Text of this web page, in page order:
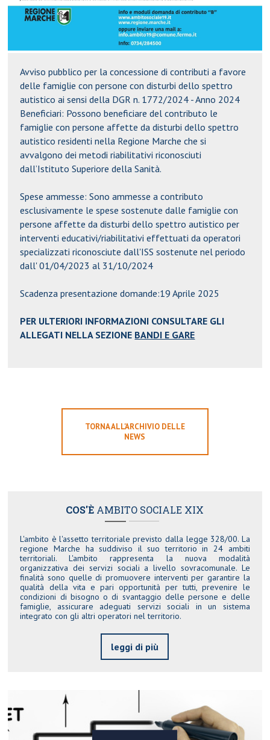
Avviso pubblico per la concessione di contributi a favore
delle famiglie con persone con disturbi dello spettro
autistico ai sensi della DGR n. 1772/2024 - Anno 2024
Beneficiari: Possono beneficiare del contributo le
famiglie con persone affette da disturbi dello spettro
autistico residenti nella Regione Marche che si
avvalgono dei metodi riabilitativi riconosciuti
dall’Istituto Superiore della Sanità.
Spese ammesse: Sono ammesse a contributo
esclusivamente le spese sostenute dalle famiglie con
persone affette da disturbi dello spettro autistico per
interventi educativi/riabilitativi effettuati da operatori
specializzati riconosciute dall'ISS sostenute nel periodo
dall' 01/04/2023 al 31/10/2024
Scadenza presentazione domande:19 Aprile 2025
PER ULTERIORI INFORMAZIONI CONSULTARE GLI
ALLEGATI NELLA SEZIONE BANDI E GARE
TORNA ALL'ARCHIVIO DELLE
NEWS
COS'È AMBITO SOCIALE XIX
L'ambito è l'assetto territoriale previsto dalla legge 328/00. La
regione Marche ha suddiviso il suo territorio in 24 ambiti
territoriali. L'ambito rappresenta la nuova modalità
organizzativa dei servizi sociali a livello sovracomunale. Le
finalità sono quelle di promuovere interventi per garantire la
qualità della vita e pari opportunità per tutti, prevenire le
condizioni di bisogno o di svantaggio delle persone e delle
famiglie, assicurare adeguati servizi sociali in un sistema
integrato con gli altri operatori nel territorio.
leggi di più